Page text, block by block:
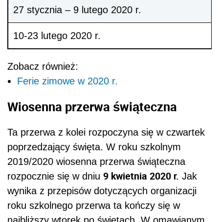
27 stycznia – 9 lutego 2020 r.
10-23 lutego 2020 r.
Zobacz również:
Ferie zimowe w 2020 r.
Wiosenna przerwa świąteczna
Ta przerwa z kolei rozpoczyna się w czwartek
poprzedzający święta. W roku szkolnym
2019/2020 wiosenna przerwa świąteczna
rozpocznie się w dniu 9 kwietnia 2020 r. Jak
wynika z przepisów dotyczących organizacji
roku szkolnego przerwa ta kończy się w